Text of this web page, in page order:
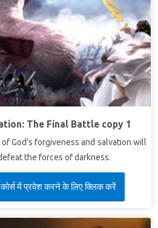
The Final Battle copy 1
God’s forgiveness and salvation will
the forces of darkness.
में प्रवेश करने के लिए क्लिक करें